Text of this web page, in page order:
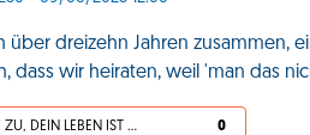
über dreizehn Jahren zusammen,
dass wir heiraten, weil 'man das
ICH STIMME ZU, DEIN LEBEN IST SCHEISSE 0